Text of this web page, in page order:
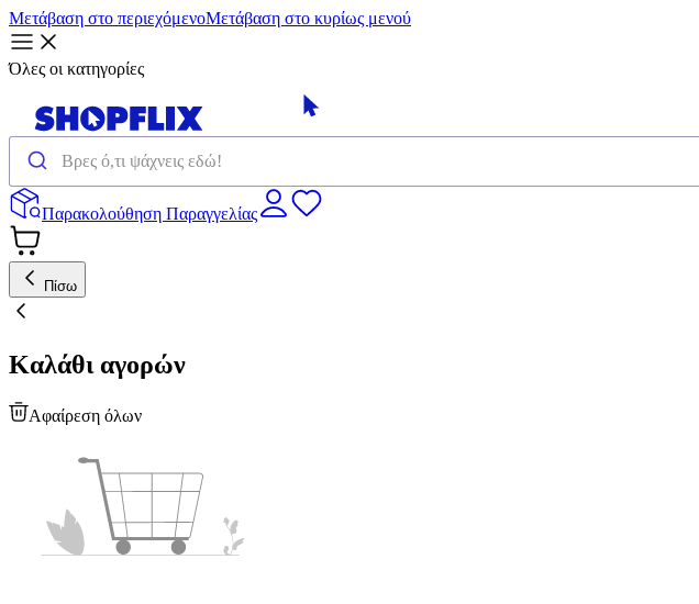
Μετάβαση στο περιεχόμενοΜετάβαση στο κυρίως μενού
Όλες οι κατηγορίες
Παρακολούθηση Παραγγελίας
Πίσω
Καλάθι αγορών
Αφαίρεση όλων